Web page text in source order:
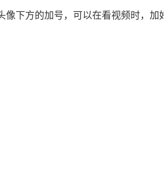
像下方的加号，可以在看视频时，加